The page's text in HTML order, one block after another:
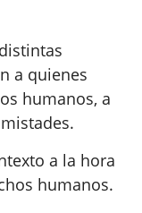
a quienes
humanos, a
a la hora
humanos.